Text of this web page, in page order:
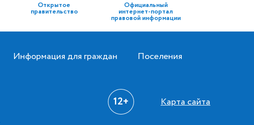
Открытое
правительство
Официальный
интернет-портал
правовой информации
Информация для граждан Поселения
12+ Карта сайта